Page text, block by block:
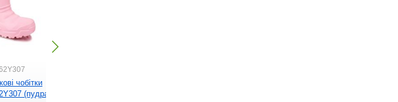
чобітки
(пудра)